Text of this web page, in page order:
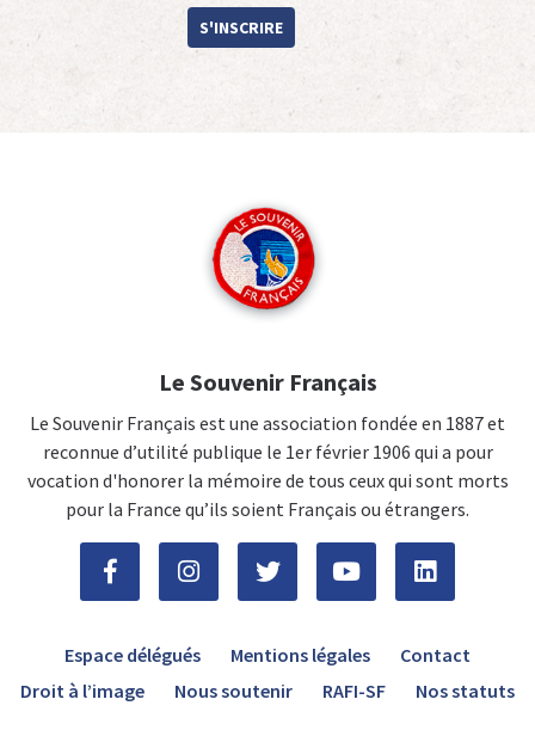
S'INSCRIRE
Le Souvenir Français
Le Souvenir Français est une association fondée en 1887 et
reconnue d’utilité publique le 1er février 1906 qui a pour
vocation d'honorer la mémoire de tous ceux qui sont morts
pour la France qu’ils soient Français ou étrangers.
Espace délégués Mentions légales
Contact
Droit à l’image
Nous soutenir RAFI-SF Nos statuts